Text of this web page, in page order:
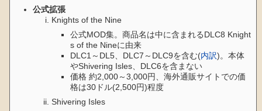
公式拡張
Knights of the Nine
公式MOD集。商品名は中に含まれるDLC8 Knight
s of the Nineに由来
DLC1～DL5、DLC7～DLC9を含む(内訳)。本体
やShivering Isles、DLC6を含まない
価格 約2,000～3,000円、海外通販サイトでの価
格は30ドル(2,500円)程度
Shivering Isles